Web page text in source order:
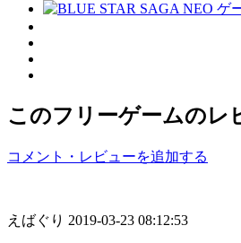
このフリーゲームのレ
コメント・レビューを追加する
えばぐり 2019-03-23 08:12:53